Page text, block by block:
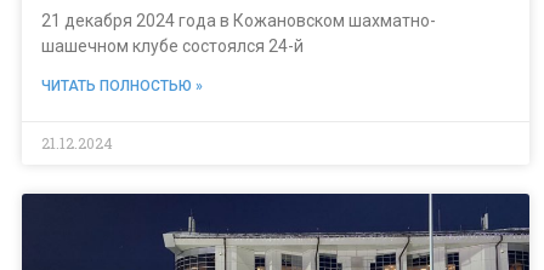
21 декабря 2024 года в Кожановском шахматно-
шашечном клубе состоялся 24-й
ЧИТАТЬ ПОЛНОСТЬЮ »
21.12.2024